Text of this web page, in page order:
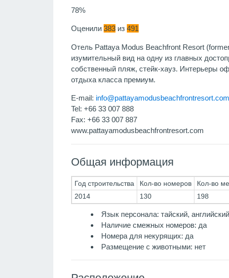
78%
Оценили 383из 491
Отель Pattaya Modus Beachfront Resort
изумительный вид на одну из главных
собственный пляж, стейк-хауз. Интерьеры
отдыха класса премиум.
E-mail: info@pattayamodusbeachfrontresort.com
Tel: +66 33 007 888
Fax: +66 33 007 887
www.pattayamodusbeachfrontresort.com
Общая информация
Год строительства Кол-во номеров Кол-во
2014 130 198
Язык персонала: тайский,
Наличие смежных номеров: да
Номера для некурящих: да
Размещение с животными: нет